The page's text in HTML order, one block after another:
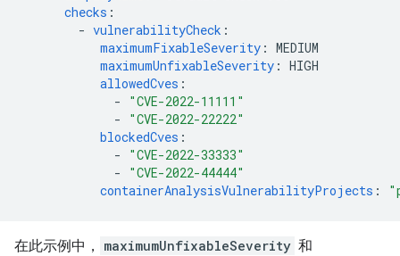
checks :
- vulnerabilityCheck :
maximumFixableSeverity : MEDIUM
maximumUnfixableSeverity : HIGH
allowedCves :
-
"CVE-2022-11111"
-
"CVE-2022-22222"
blockedCves :
-
"CVE-2022-33333"
-
"CVE-2022-44444"
containerAnalysisVulnerabilityProjects :
在此示例中， maximumUnfixableSeverity 和